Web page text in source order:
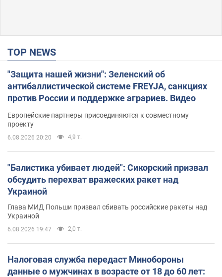
TOP NEWS
"Защита нашей жизни": Зеленский об
антибаллистической системе FREYJA, санкциях
против России и поддержке аграриев. Видео
Европейские партнеры присоединяются к совместному
проекту
6.08.2026 20:20 4,9 т.
"Балистика убивает людей": Сикорский призвал
обсудить перехват вражеских ракет над
Украиной
Глава МИД Польши призвал сбивать российские ракеты над
Украиной
6.08.2026 19:47 2,0 т.
Налоговая служба передаст Минобороны
данные о мужчинах в возрасте от 18 до 60 лет: